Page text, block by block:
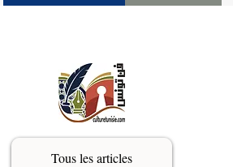
Tous les articles